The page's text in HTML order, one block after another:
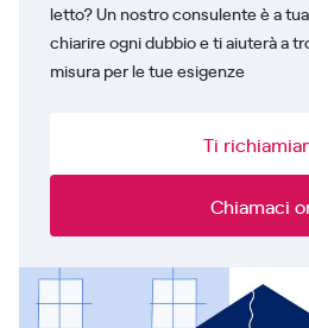
letto? Un nostro consulente è a
chiarire ogni dubbio e ti aiuterà a
misura per le tue esigenze
Ti
Chiamaci